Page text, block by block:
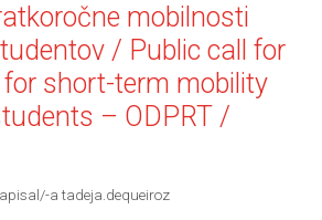
mobilnosti
/ Public call for
short-term mobility
– ODPRT /
a tadeja.dequeiroz